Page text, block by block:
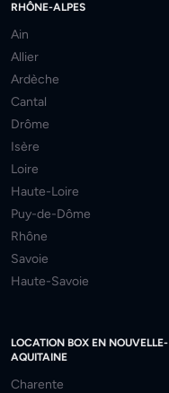
RHÔNE-ALPES
Ain
Allier
Ardèche
Cantal
Drôme
Isère
Loire
Haute-Loire
Puy-de-Dôme
Rhône
Savoie
Haute-Savoie
LOCATION BOX EN NOUVELLE-
AQUITAINE
Charente